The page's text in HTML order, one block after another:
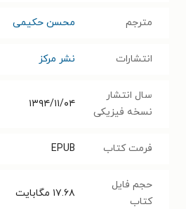
مترجم محسن حکیمی
انتشارات نشر مرکز
سال انتشار
نسخه فیزیکی
۱۳۹۴/۱۱/۰۴
فرمت کتاب EPUB
حجم فایل
کتاب
۱۷.۶۸ مگابایت